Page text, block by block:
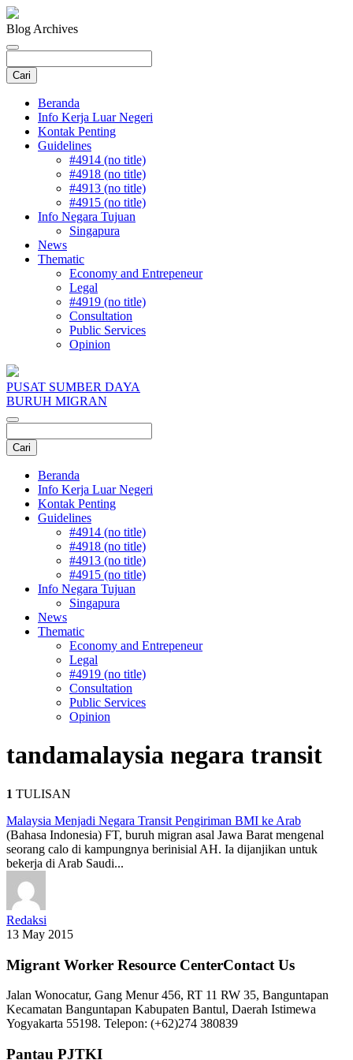
Blog Archives
Beranda
Info Kerja Luar Negeri
Kontak Penting
Guidelines
#4914 (no title)
#4918 (no title)
#4913 (no title)
#4915 (no title)
Info Negara Tujuan
Singapura
News
Thematic
Economy and Entrepeneur
Legal
#4919 (no title)
Consultation
Public Services
Opinion
PUSAT SUMBER DAYA
BURUH MIGRAN
Beranda
Info Kerja Luar Negeri
Kontak Penting
Guidelines
#4914 (no title)
#4918 (no title)
#4913 (no title)
#4915 (no title)
Info Negara Tujuan
Singapura
News
Thematic
Economy and Entrepeneur
Legal
#4919 (no title)
Consultation
Public Services
Opinion
tandamalaysia negara transit
1 TULISAN
Malaysia Menjadi Negara Transit Pengiriman BMI ke Arab
(Bahasa Indonesia) FT, buruh migran asal Jawa Barat mengenal
seorang calo di kampungnya berinisial AH. Ia dijanjikan untuk
bekerja di Arab Saudi...
Redaksi
13 May 2015
Migrant Worker Resource CenterContact Us
Jalan Wonocatur, Gang Menur 456, RT 11 RW 35, Banguntapan
Kecamatan Banguntapan Kabupaten Bantul, Daerah Istimewa
Yogyakarta 55198. Telepon: (+62)274 380839
Pantau PJTKI